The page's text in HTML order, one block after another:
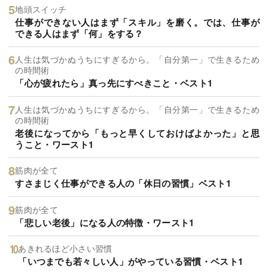
地頭スイッチ
仕事ができない人はまず「スキル」を磨く。では、仕事が
できる人はまず「何」をする？
人生は気づかぬうちにすぎるから。「自分第一」で生きるため
の時間術
「心が疲れたら」真っ先にすべきこと・ベスト1
人生は気づかぬうちにすぎるから。「自分第一」で生きるため
の時間術
老後になってから「もっと早くしておけばよかった」と思
うこと・ワースト1
筋肉が全て
すさまじく仕事ができる人の「休日の習慣」ベスト1
筋肉が全て
「悲しい老後」になる人の特徴・ワースト1
あきれるほど小さい習慣
「いつまでも若々しい人」がやっている習慣・ベスト1